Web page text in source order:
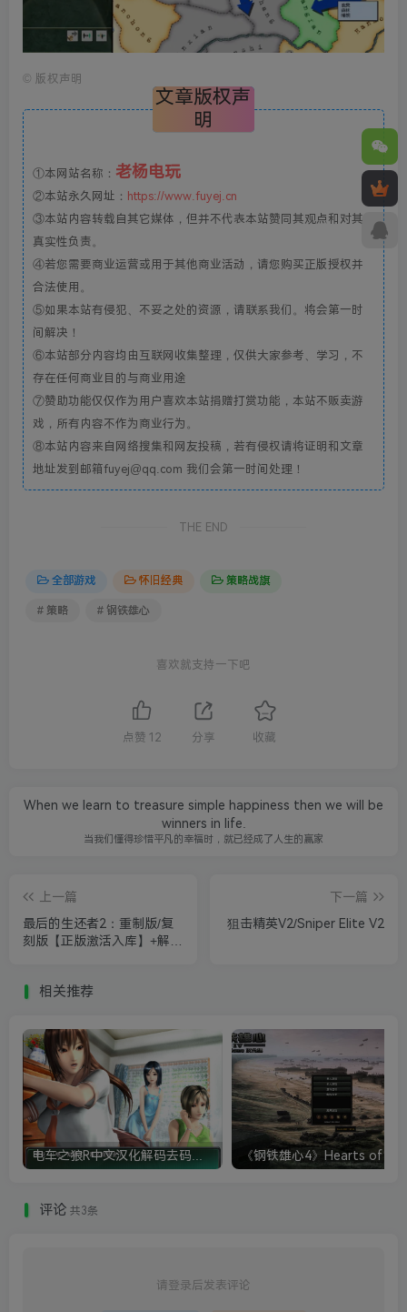
© 版权声明
文章版权声
明
①本网站名称： 老杨电玩
②本站永久网址： https://www.fuyej.cn
③本站内容转载自其它媒体，但并不代表本站赞同其观点和对其
真实性负责。
④若您需要商业运营或用于其他商业活动，请您购买正版授权并
合法使用。
⑤如果本站有侵犯、不妥之处的资源，请联系我们。将会第一时
间解决！
⑥本站部分内容均由互联网收集整理，仅供大家参考、学习，不
存在任何商业目的与商业用途
⑦赞助功能仅仅作为用户喜欢本站捐赠打赏功能，本站不贩卖游
戏，所有内容不作为商业行为。
⑧本站内容来自网络搜集和网友投稿，若有侵权请将证明和文章
地址发到邮箱fuyej@qq.com 我们会第一时间处理！
THE END
全部游戏 怀旧经典 策略战旗
# 策略 # 钢铁雄心
喜欢就支持一下吧
点赞 12 分享 收藏
When we learn to treasure simple happiness then we will be
winners in life.
当我们懂得珍惜平凡的幸福时，就已经成了人生的赢家
上一篇
最后的生还者2：重制版/复
刻版【正版激活入库】+解压
下一篇
狙击精英V2/Sniper Elite V2
相关推荐
评论 共3条
请登录后发表评论